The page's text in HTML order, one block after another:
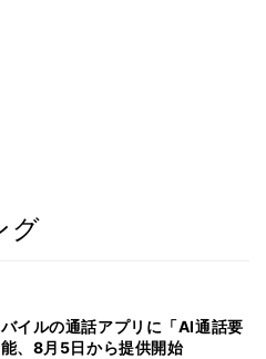
グ
イルの通話アプリに「AI通話要
、8月5日から提供開始